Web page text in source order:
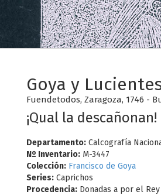
Goya y
Fuendetodos, Zaragoza, 1746 -
¡Qual la descañonan!
Departamento: Calcografía
Nº Inventario: M-3447
Colección: Francisco de Goya
Series: Caprichos
Procedencia: Donadas a por el